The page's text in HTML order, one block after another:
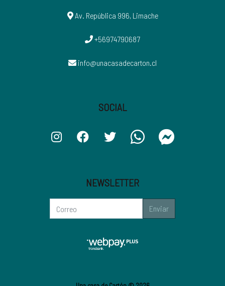
Av. República 996, Limache
+56974790687
info@unacasadecarton.cl
SOCIAL
NEWSLETTER
Enviar